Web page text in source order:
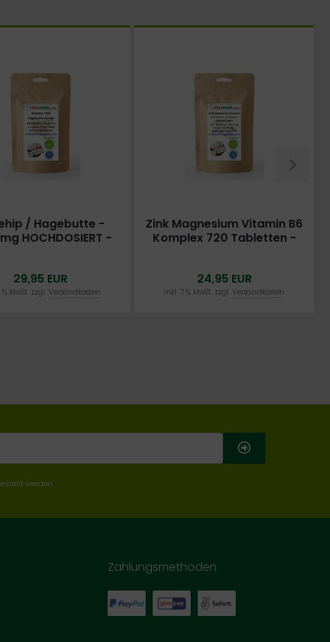
/ Hagebutte -
HOCHDOSIERT -
- ALLERHÖCHSTE
- BESTPREIS
29,95 EUR
% MwSt. zzgl.Versandkosten
Zink Magnesium Vitamin B6
Komplex 720 Tabletten -
24,95 EUR
inkl. 7 % MwSt. zzgl.Versandkosten
werden.
Zahlungsmethoden